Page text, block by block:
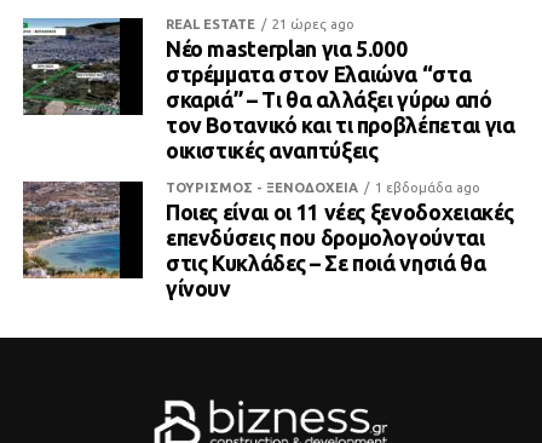
REAL ESTATE 21 ώρες ago
Νέο masterplan για 5.000
στρέμματα στον Ελαιώνα “στα
σκαριά” – Τι θα αλλάξει γύρω από
τον Βοτανικό και τι προβλέπεται για
οικιστικές αναπτύξεις
ΤΟΥΡΙΣΜΟΣ - ΞΕΝΟΔΟΧΕΙΑ 1 εβδομάδα ago
Ποιες είναι οι 11 νέες ξενοδοχειακές
επενδύσεις που δρομολογούνται
στις Κυκλάδες – Σε ποιά νησιά θα
γίνουν